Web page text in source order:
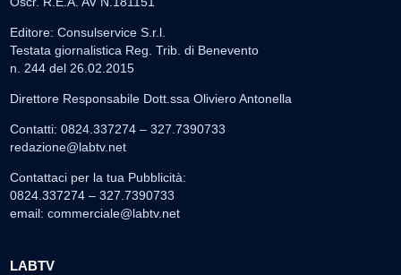
Editore: Consulservice S.r.l.
Testata giornalistica Reg. Trib. di Benevento
n. 244 del 26.02.2015
Direttore Responsabile Dott.ssa Oliviero Antonella
Contatti: 0824.337274 – 327.7390733
redazione@labtv.net
Contattaci per la tua Pubblicità:
0824.337274 – 327.7390733
email: commerciale@labtv.net
LABTV